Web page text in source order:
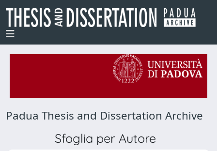
Padua Thesis and Dissertation Archive
Sfoglia per Autore